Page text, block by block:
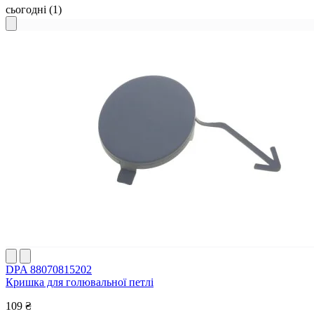
сьогодні (1)
DPA 88070815202
Кришка для голювальної петлі
109 ₴